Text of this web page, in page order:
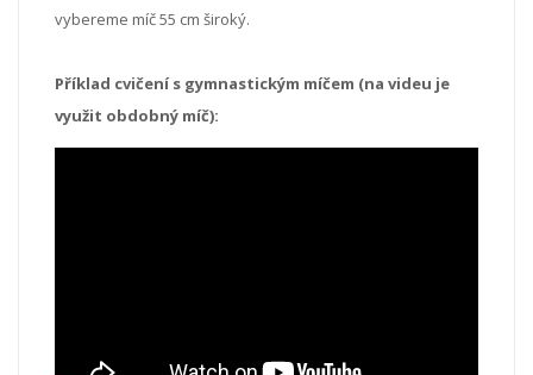
vybereme míč 55 cm široký.
Příklad cvičení s gymnastickým míčem (na videu je
využit obdobný míč):